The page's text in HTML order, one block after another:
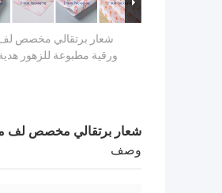
شعار برتقالي مخصص لف
ورقية مطبوعة للزهور
شعار برتقالي مخصص لف
وصف